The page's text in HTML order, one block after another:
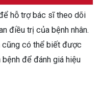
hỗ trợ bác sĩ theo dõi
điều trị của bệnh nhân.
cũng có thể biết được
để đánh giá hiệu